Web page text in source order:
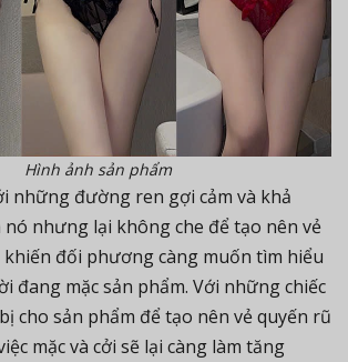
Hình ảnh sản phẩm
những đường ren gợi cảm và khả
nó nhưng lại không che để tạo nên vẻ
khiến đối phương càng muốn tìm hiểu
đang mặc sản phẩm. Với những chiếc
cho sản phẩm để tạo nên vẻ quyến rũ
mặc và cởi sẽ lại càng làm tăng